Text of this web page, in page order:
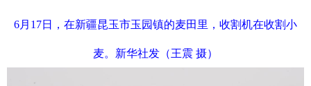
6月17日，在新疆昆玉市玉园镇的麦田里，收割机在收割小
麦。新华社发（王震 摄）